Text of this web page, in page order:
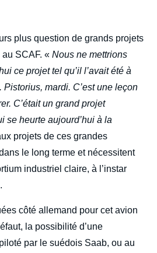
plus question de grands projets
au SCAF. « Nous ne mettrions
ce projet tel qu’il l’avait été à
Pistorius, mardi. C’est une leçon
C’était un grand projet
se heurte aujourd’hui à la
projets de ces grandes
le long terme et nécessitent
industriel claire, à l’instar
côté allemand pour cet avion
la possibilité d’une
par le suédois Saab, ou au